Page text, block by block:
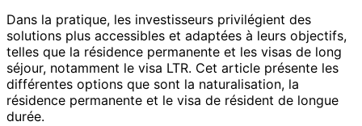
Dans la pratique, les investisseurs privilégient des
solutions plus accessibles et adaptées à leurs objectifs,
telles que la résidence permanente et les visas de long
séjour, notamment le visa LTR. Cet article présente les
différentes options que sont la naturalisation, la
résidence permanente et le visa de résident de longue
durée.